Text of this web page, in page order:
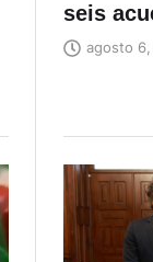
seis
agosto 6,